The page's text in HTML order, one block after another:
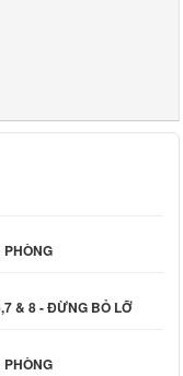
& 8 - ĐỪNG BỎ LỠ